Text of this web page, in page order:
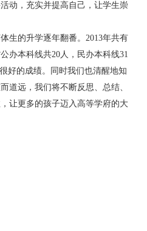
动，充实并提高自己，让学生崇
的升学逐年翻番。2013年共有
办本科线共20人，民办本科线31
好的成绩。同时我们也清醒地知
道远，我们将不断反思、总结、
让更多的孩子迈入高等学府的大